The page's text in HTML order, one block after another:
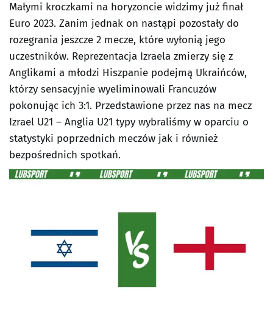
Małymi kroczkami na horyzoncie widzimy już finał
Euro 2023. Zanim jednak on nastąpi pozostały do
rozegrania jeszcze 2 mecze, które wyłonią jego
uczestników. Reprezentacja Izraela zmierzy się z
Anglikami a młodzi Hiszpanie podejmą Ukraińców,
którzy sensacyjnie wyeliminowali Francuzów
pokonując ich 3:1. Przedstawione przez nas na mecz
Izrael U21 – Anglia U21 typy wybraliśmy w oparciu o
statystyki poprzednich meczów jak i również
bezpośrednich spotkań.